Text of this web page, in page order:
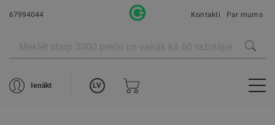
67994044 Kontakti Par mums
Ienākt LV